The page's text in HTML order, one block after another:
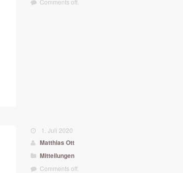
Comments off.
1. Juli 2020
Matthias Ott
Mitteilungen
Comments off.